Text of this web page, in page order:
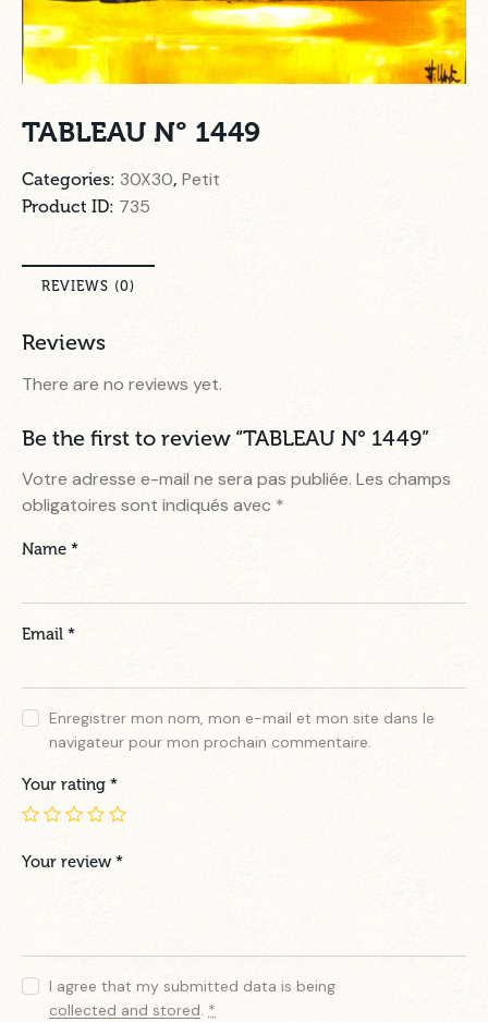
TABLEAU N° 1449
Categories: 30X30, Petit
Product ID: 735
REVIEWS (0)
Reviews
There are no reviews yet.
Be the first to review “TABLEAU N° 1449”
Votre adresse e-mail ne sera pas publiée. Les champs
obligatoires sont indiqués avec *
Name *
Email *
Enregistrer mon nom, mon e-mail et mon site dans le
navigateur pour mon prochain commentaire.
Your rating *
Your review*
I agree that my submitted data is being
collected and stored. *